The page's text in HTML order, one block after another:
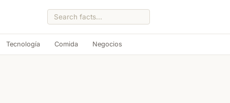
Tecnología Comida Negocios